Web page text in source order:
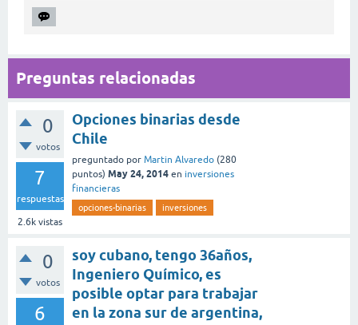
Preguntas relacionadas
0
votos
7
respuestas
2.6k vistas
Opciones binarias desde
Chile
preguntado por Martin Alvaredo (280
puntos) May 24, 2014 en inversiones
financieras
opciones-binarias inversiones
0
votos
6
soy cubano, tengo 36años,
Ingeniero Químico, es
posible optar para trabajar
en la zona sur de argentina,